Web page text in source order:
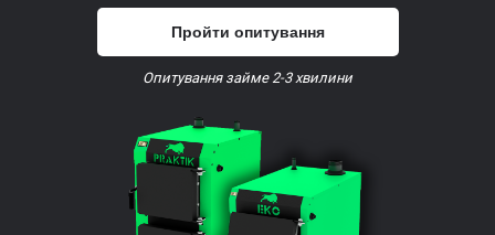
Пройти опитування
Опитування займе 2-3 хвилини